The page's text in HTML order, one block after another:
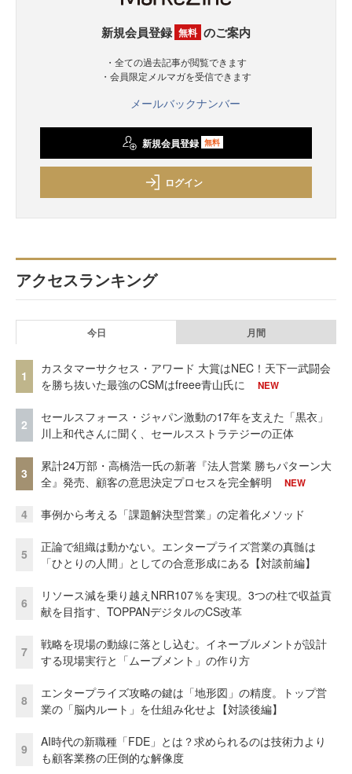
新規会員登録 無料 のご案内
・全ての過去記事が閲覧できます
・会員限定メルマガを受信できます
メールバックナンバー
新規会員登録 無料
ログイン
アクセスランキング
今日 月間
1
カスタマーサクセス・アワード 大賞はNEC！天下一武闘会
を勝ち抜いた最強のCSMはfreee青山氏に
NEW
2
セールスフォース・ジャパン激動の17年を支えた「黒衣」
川上和代さんに聞く、セールスストラテジーの正体
3
累計24万部・高橋浩一氏の新著『法人営業 勝ちパターン大
全』発売、顧客の意思決定プロセスを完全解明
NEW
4 事例から考える「課題解決型営業」の定着化メソッド
5
正論で組織は動かない。エンタープライズ営業の真髄は
「ひとりの人間」としての合意形成にある【対談前編】
6
リソース減を乗り越えNRR107％を実現。3つの柱で収益貢
献を目指す、TOPPANデジタルのCS改革
7
戦略を現場の動線に落とし込む。イネーブルメントが設計
する現場実行と「ムーブメント」の作り方
8
エンタープライズ攻略の鍵は「地形図」の精度。トップ営
業の「脳内ルート」を仕組み化せよ【対談後編】
9
AI時代の新職種「FDE」とは？求められるのは技術力より
も顧客業務の圧倒的な解像度